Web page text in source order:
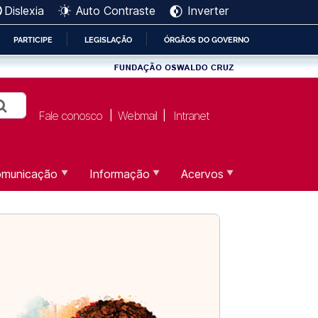
Científica e
PARTICIPE LEGISLAÇÃO ÓRGÃOS DO GOVERNO
Dislexia Auto Contraste Inverter
Fale conosco
Webmail Intranet
Informação Acervos